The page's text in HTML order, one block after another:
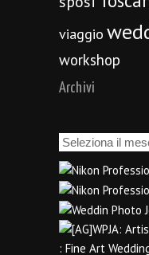
viaggio
workshop
Archivi
Archivi